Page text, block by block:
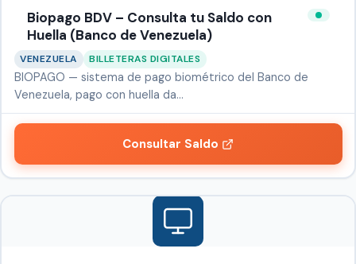
Biopago BDV – Consulta tu Saldo con
Huella (Banco de Venezuela)
VENEZUELA BILLETERAS DIGITALES
BIOPAGO — sistema de pago biométrico del Banco de
Venezuela, pago con huella da…
Consultar Saldo